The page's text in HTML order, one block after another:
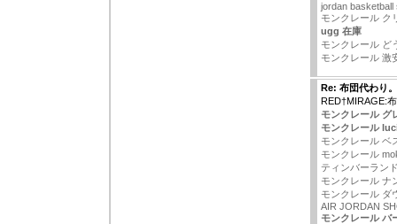
jordan basketball
モンクレール ク
ugg 在庫
モンクレール ど
モンクレール 激
Re: 布団代わり。
RED†MIRAGE:
モンクレール グ
モンクレール
モンクレール ベ
モンクレール
ティンバーラン
モンクレール ナ
モンクレール ダ
AIR JORDAN
モンクレール バ